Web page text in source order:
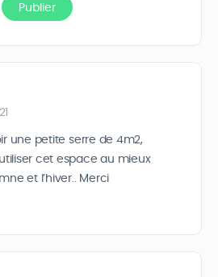
une petite serre de 4m2,
cet espace au mieux
et l’hiver.. Merci